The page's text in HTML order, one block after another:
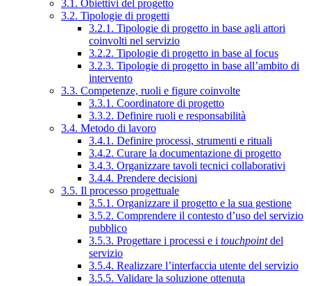
3.1. Obiettivi del progetto
3.2. Tipologie di progetti
3.2.1. Tipologie di progetto in base agli attori
coinvolti nel servizio
3.2.2. Tipologie di progetto in base al focus
3.2.3. Tipologie di progetto in base all’ambito di
intervento
3.3. Competenze, ruoli e figure coinvolte
3.3.1. Coordinatore di progetto
3.3.2. Definire ruoli e responsabilità
3.4. Metodo di lavoro
3.4.1. Definire processi, strumenti e rituali
3.4.2. Curare la documentazione di progetto
3.4.3. Organizzare tavoli tecnici collaborativi
3.4.4. Prendere decisioni
3.5. Il processo progettuale
3.5.1. Organizzare il progetto e la sua gestione
3.5.2. Comprendere il contesto d’uso del servizio
pubblico
3.5.3. Progettare i processi e i touchpointdel
servizio
3.5.4. Realizzare l’interfaccia utente del servizio
3.5.5. Validare la soluzione ottenuta